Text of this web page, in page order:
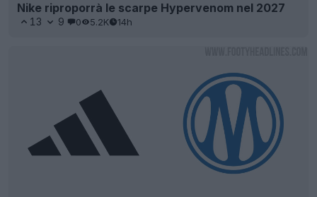
Nike riproporrà le scarpe Hypervenom nel 2027
13 9 0 5.2K 14h